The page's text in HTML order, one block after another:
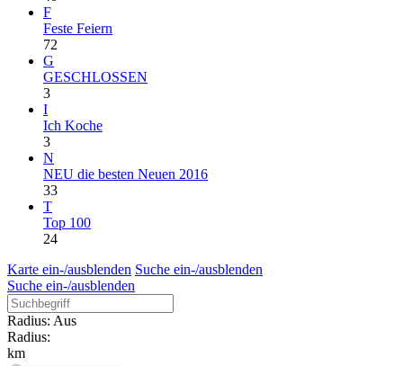
F
Feste Feiern
72
G
GESCHLOSSEN
3
I
Ich Koche
3
N
NEU die besten Neuen 2016
33
T
Top 100
24
Karte ein-/ausblenden Suche ein-/ausblenden
Suche ein-/ausblenden
Radius: Aus
Radius:
km